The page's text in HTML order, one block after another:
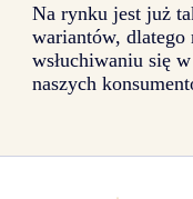
Na rynku jest już
wariantów, dlatego
wsłuchiwaniu się
naszych